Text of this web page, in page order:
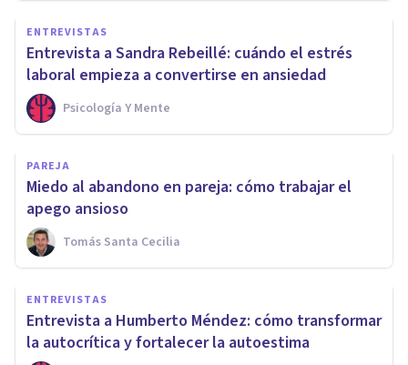
ENTREVISTAS
Entrevista a Sandra Rebeillé: cuándo el estrés
laboral empieza a convertirse en ansiedad
Psicología Y Mente
PAREJA
Miedo al abandono en pareja: cómo trabajar el
apego ansioso
Tomás Santa Cecilia
ENTREVISTAS
Entrevista a Humberto Méndez: cómo transformar
la autocrítica y fortalecer la autoestima